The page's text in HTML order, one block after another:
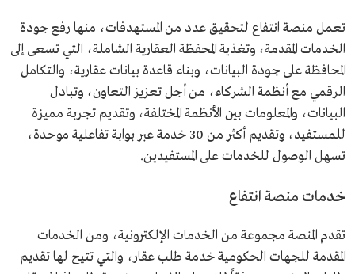
تعمل منصة انتفاع لتحقيق عدد من المستهدفات، منها رفع جودة
الخدمات المقدمة، وتغذية المحفظة العقارية الشاملة، التي تسعى إلى
المحافظة على جودة البيانات، وبناء قاعدة بيانات عقارية، والتكامل
الرقمي مع أنظمة الشركاء، من أجل تعزيز التعاون، وتبادل
البيانات، والمعلومات بين الأنظمة المختلفة، وتقديم تجربة مميزة
للمستفيد، وتقديم أكثر من 30 خدمة عبر بوابة تفاعلية موحدة،
تسهل الوصول للخدمات على المستفيدين.
خدمات منصة انتفاع
تقدم المنصة مجموعة من الخدمات الإلكترونية، ومن الخدمات
المقدمة للجهات الحكومية خدمة طلب عقار، والتي تتيح لها تقديم